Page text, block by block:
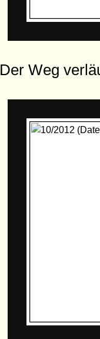
Der Weg